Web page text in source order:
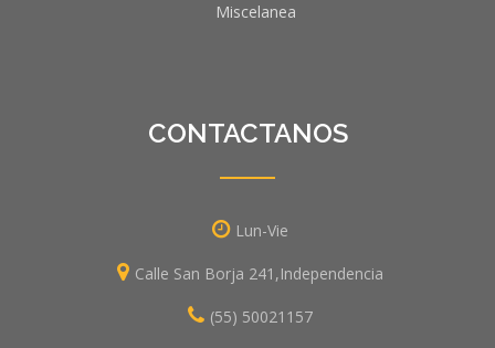
Miscelanea
CONTACTANOS
Lun-Vie
Calle San Borja 241,Independencia
(55) 50021157